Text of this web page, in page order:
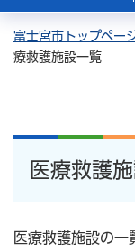
富士宮市トップペー
療救護施設一覧
医療救護
医療救護施設の一